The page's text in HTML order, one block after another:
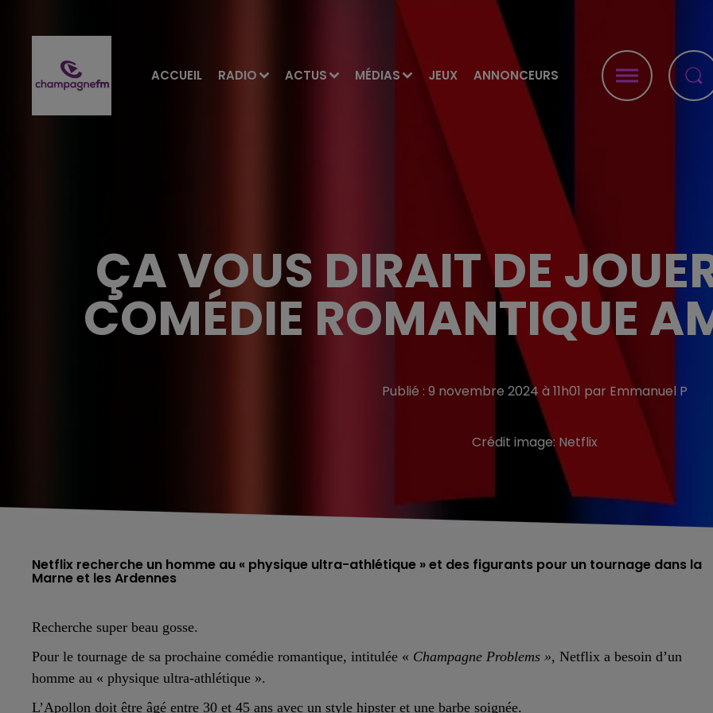
ACCUEIL RADIO ACTUS MÉDIAS JEUX ANNONCEURS
ÇA VOUS DIRAIT DE
COMÉDIE ROMANTIQUE
Publié : 9 novembre 2024 à 11h01 par Emmanuel P
Crédit image: Netflix
Netflix recherche un homme au « physique ultra-athlétique » et des figurants pour un tournage dans la
Recherche super beau gosse.
Pour le tournage de sa prochaine comédie romantique, intitulée « Champagne Problems », Netflix a besoin d’un
homme au « physique ultra-athlétique ».
L’Apollon doit être âgé entre 30 et 45 ans avec un style hipster et une barbe soignée.